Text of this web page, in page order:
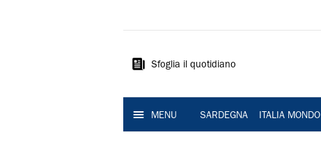
Sardegna
Sfoglia il quotidiano
MENU SARDEGNA ITALIA MONDO